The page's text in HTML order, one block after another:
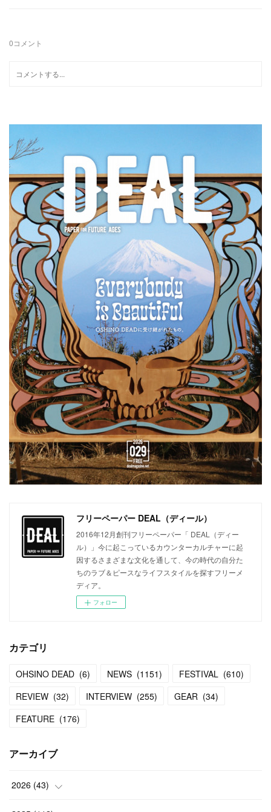
0コメント
フリーペーパー DEAL（ディール）
2016年12月創刊フリーペーパー「 DEAL（ディー
ル）」今に起こっているカウンターカルチャーに起
因するさまざまな文化を通して、今の時代の自分た
ちのラブ＆ピースなライフスタイルを探すフリーメ
ディア。
フォロー
カテゴリ
OHSINO DEAD (6) NEWS (1151) FESTIVAL (610)
REVIEW (32) INTERVIEW (255) GEAR (34)
FEATURE (176)
アーカイブ
2026 (43)